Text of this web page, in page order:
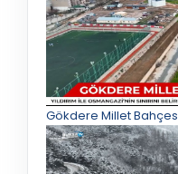
Gökdere Millet